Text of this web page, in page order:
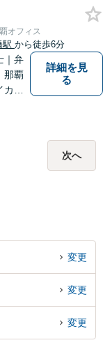
オフィス
駅 から徒歩6分
｜弁
那覇
ム
て
お
詳細を見
る
次へ
変更
変更
変更